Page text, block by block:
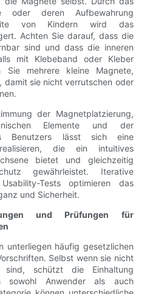
oder deren Aufbewahrung
von Kindern wird das
Achten Sie darauf, dass die
sind und dass die inneren
mit Klebeband oder Kleber
Sie mehrere kleine Magnete,
damit sie nicht verrutschen oder
der Magnetplatzierung,
Elemente und der
Benutzers lässt sich eine
die ein intuitives
bietet und gleichzeitig
gewährleistet. Iterative
Tests optimieren das
und Sicherheit.
und Prüfungen für
unterliegen häufig gesetzlichen
Selbst wenn sie nicht
sind, schützt die Einhaltung
sowohl Anwender als auch